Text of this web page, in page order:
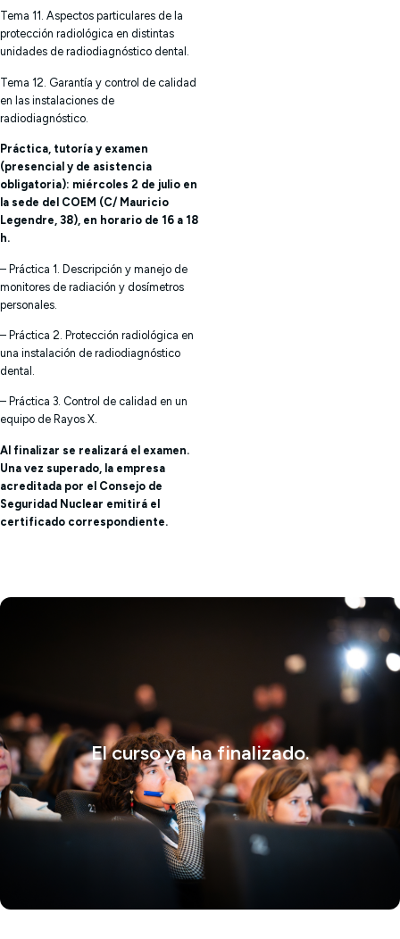
Tema 11. Aspectos particulares de la
protección radiológica en distintas
unidades de radiodiagnóstico dental.
Tema 12. Garantía y control de calidad
en las instalaciones de
radiodiagnóstico.
Práctica, tutoría y examen
(presencial y de asistencia
obligatoria): miércoles 2 de julio en
la sede del COEM (C/ Mauricio
Legendre, 38), en horario de 16 a 18
h.
– Práctica 1. Descripción y manejo de
monitores de radiación y dosímetros
personales.
– Práctica 2. Protección radiológica en
una instalación de radiodiagnóstico
dental.
– Práctica 3. Control de calidad en un
equipo de Rayos X.
Al finalizar se realizará el examen.
Una vez superado, la empresa
acreditada por el Consejo de
Seguridad Nuclear emitirá el
certificado correspondiente.
El curso ya ha finalizado.